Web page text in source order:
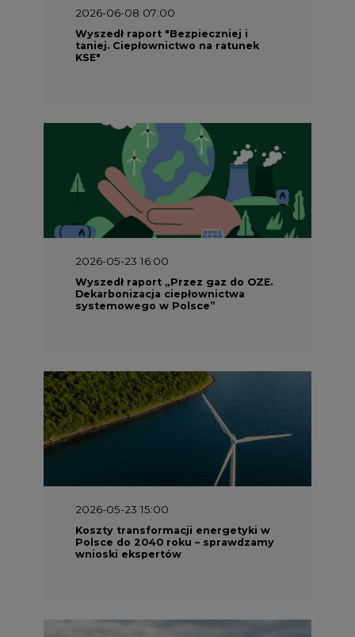
2026-06-08 07:00
Wyszedł raport "Bezpieczniej i
taniej. Ciepłownictwo na ratunek
KSE"
2026-05-23 16:00
Wyszedł raport „Przez gaz do OZE.
Dekarbonizacja ciepłownictwa
systemowego w Polsce”
2026-05-23 15:00
Koszty transformacji energetyki w
Polsce do 2040 roku – sprawdzamy
wnioski ekspertów